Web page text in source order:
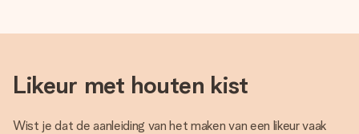
Likeur met houten kist
Wist je dat de aanleiding van het maken van een likeur vaak